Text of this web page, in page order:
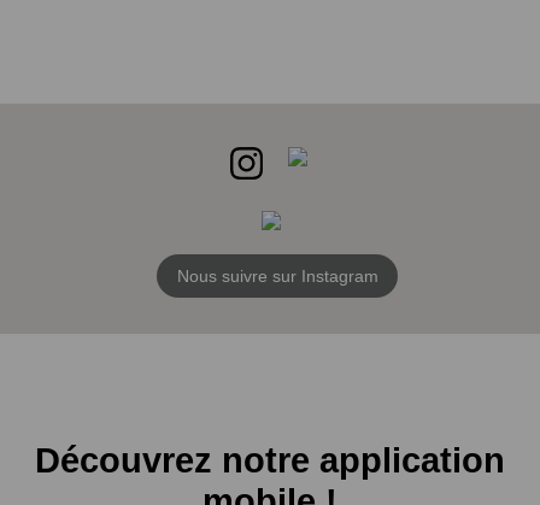
Nous suivre sur Instagram
Découvrez notre application